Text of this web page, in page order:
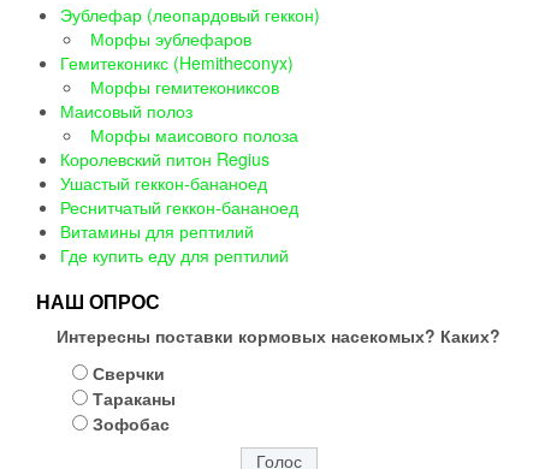
Эублефар (леопардовый геккон)
Морфы эублефаров
Гемитеконикс (Hemitheconyx)
Морфы гемитекониксов
Маисовый полоз
Морфы маисового полоза
Королевский питон Regius
Ушастый геккон-бананоед
Реснитчатый геккон-бананоед
Витамины для рептилий
Где купить еду для рептилий
НАШ ОПРОС
Интересны поставки кормовых насекомых? Каких?
Сверчки
Тараканы
Зофобас